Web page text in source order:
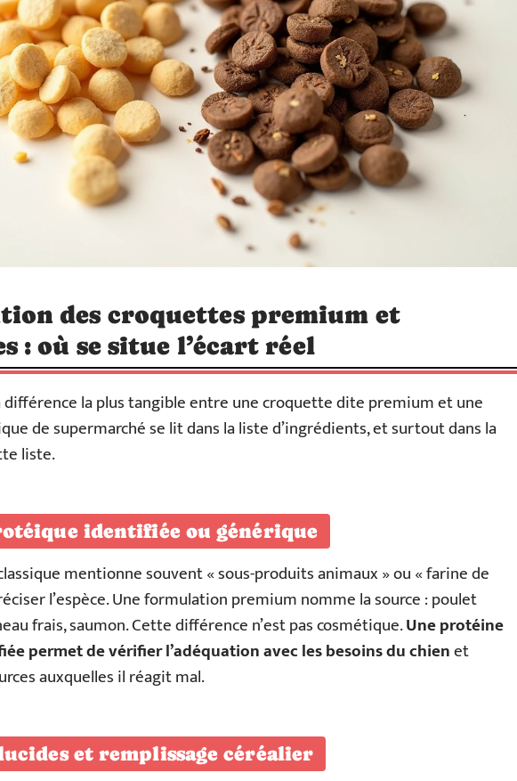
des croquettes premium et
: où se situe l’écart réel
différence la plus tangible entre une croquette dite premium et une
de supermarché se lit dans la liste d’ingrédients, et surtout dans la
liste.
identifiée ou générique
mentionne souvent « sous-produits animaux » ou « farine de
l’espèce. Une formulation premium nomme la source : poulet
frais, saumon. Cette différence n’est pas cosmétique.Une protéine
permet de vérifier l’adéquation avec les besoins du chienet
auxquelles il réagit mal.
et remplissage céréalier